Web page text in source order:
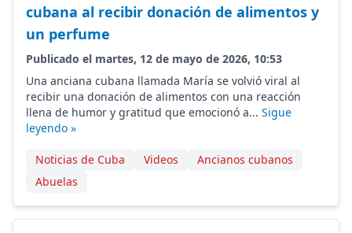
cubana al recibir donación de alimentos y
un perfume
Publicado el martes, 12 de mayo de 2026, 10:53
Una anciana cubana llamada María se volvió viral al
recibir una donación de alimentos con una reacción
llena de humor y gratitud que emocionó a... Sigue
leyendo »
Noticias de Cuba Videos
Ancianos cubanos
Abuelas